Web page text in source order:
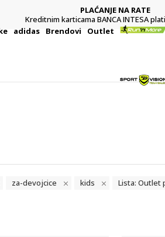
PLAĆANJE NA RATE
Kreditnim karticama BANCA INTESA
adidas Brendovi Outlet
za-devojcice kids Lista: Outlet